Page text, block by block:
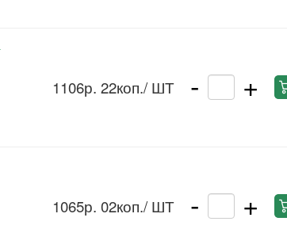
1106р. 22коп./ ШТ - +
1065р. 02коп./ ШТ - +